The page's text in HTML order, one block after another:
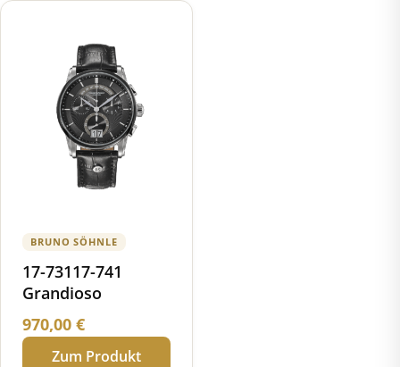
BRUNO SÖHNLE
17-73117-741
Grandioso
970,00 €
Zum Produkt